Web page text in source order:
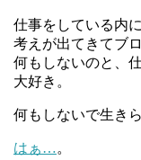
仕事をしている内
考えが出てきてブ
何もしないのと、
大好き。
何もしないで生き
はぁ…。